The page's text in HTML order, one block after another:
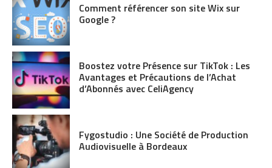
Comment référencer son site Wix sur
Google ?
Boostez votre Présence sur TikTok : Les
Avantages et Précautions de l’Achat
d’Abonnés avec CeliAgency
Fygostudio : Une Société de Production
Audiovisuelle à Bordeaux